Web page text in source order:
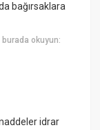
bağırsaklara
burada okuyun:
idrar